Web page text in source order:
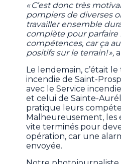
« C’est donc très
pompiers de diverses
travailler ensemble
complète pour parfaire
compétences, car ça
positifs sur le terrain! »,
Le lendemain, c’était
incendie de Saint-
avec le Service
et celui de Sainte-
pratique leurs
Malheureusement, les
vite terminés pour
opération, car une
envoyée.